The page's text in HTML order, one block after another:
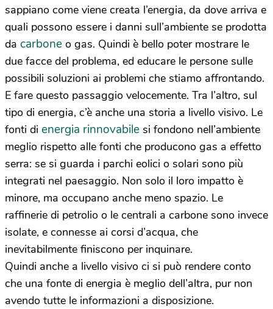
sappiano come viene creata l’energia, da dove arriva e
quali possono essere i danni sull’ambiente se prodotta
da carbone o gas. Quindi è bello poter mostrare le
due facce del problema, ed educare le persone sulle
possibili soluzioni ai problemi che stiamo affrontando.
E fare questo passaggio velocemente. Tra l’altro, sul
tipo di energia, c’è anche una storia a livello visivo. Le
fonti di energia rinnovabile si fondono nell’ambiente
meglio rispetto alle fonti che producono gas a effetto
serra: se si guarda i parchi eolici o solari sono più
integrati nel paesaggio. Non solo il loro impatto è
minore, ma occupano anche meno spazio. Le
raffinerie di petrolio o le centrali a carbone sono invece
isolate, e connesse ai corsi d’acqua, che
inevitabilmente finiscono per inquinare.
Quindi anche a livello visivo ci si può rendere conto
che una fonte di energia è meglio dell’altra, pur non
avendo tutte le informazioni a disposizione.